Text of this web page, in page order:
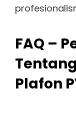
FAQ –
Plafon